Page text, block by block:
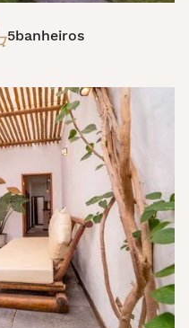
5banheiros